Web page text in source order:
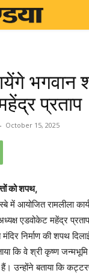
भगवान
प्रताप
- October 15, 2025
को शपथ,
में आयोजित रामलीला
एडवोकेट महेंद्र
निर्माण की शपथ
कि वे श्री कृष्ण
उन्होंने बताया कि